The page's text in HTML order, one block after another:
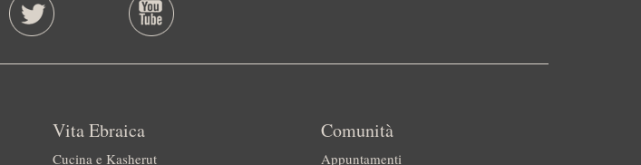
Vita Ebraica
Cucina e Kasherut
Comunità
Appuntamenti